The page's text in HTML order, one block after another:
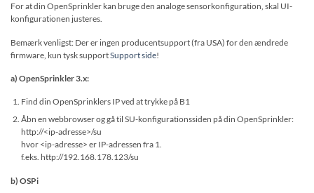
For at din OpenSprinkler kan bruge den analoge sensorkonfiguration, skal UI-
konfigurationen justeres.
Bemærk venligst: Der er ingen producentsupport (fra USA) for den ændrede
firmware, kun tysk supportSupport side!
a) OpenSprinkler 3.x:
Find din OpenSprinklers IP ved at trykke på B1
Åbn en webbrowser og gå til SU-konfigurationssiden på din OpenSprinkler:
http://<ip-adresse>/su
hvor <ip-adresse> er IP-adressen fra 1.
f.eks. http://192.168.178.123/su
b) OSPi